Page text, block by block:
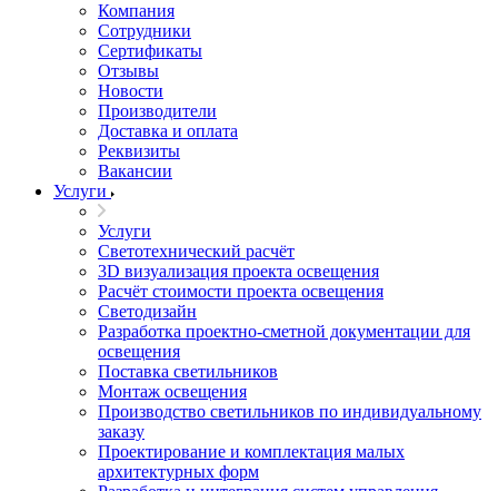
Компания
Сотрудники
Сертификаты
Отзывы
Новости
Производители
Доставка и оплата
Реквизиты
Вакансии
Услуги
Услуги
Светотехнический расчёт
3D визуализация проекта освещения
Расчёт стоимости проекта освещения
Светодизайн
Разработка проектно-сметной документации для
освещения
Поставка светильников
Монтаж освещения
Производство светильников по индивидуальному
заказу
Проектирование и комплектация малых
архитектурных форм